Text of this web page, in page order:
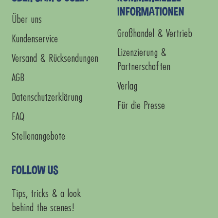
Über uns
Kundenservice
Versand & Rücksendungen
AGB
Datenschutzerklärung
FAQ
Stellenangebote
INFORMATIONEN
Großhandel & Vertrieb
Lizenzierung &
Partnerschaften
Verlag
Für die Presse
FOLLOW US
Tips, tricks & a look
behind the scenes!